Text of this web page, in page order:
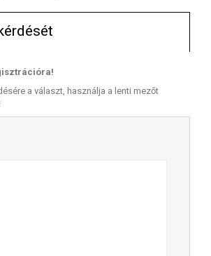
a választ, használja a lenti mezőt